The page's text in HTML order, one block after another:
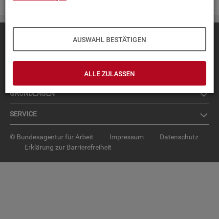
AUSWAHL BESTÄTIGEN
ALLE ZULASSEN
TOP-PRO­DUK­TE
IN­TER­AK­TI­VE STA­TIS­TI­KEN
GRUND­LA­GEN
SER­VICE
© Bundesagentur für Arbeit Impressum
Datenschutz
Erklärung zur Barrierefreiheit